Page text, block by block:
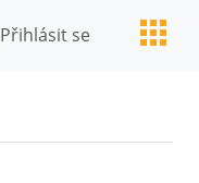
Přihlásit se